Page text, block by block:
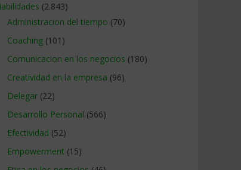
(2.843)
Administracion del tiempo (70)
Coaching (101)
Comunicacion en los negocios (180)
Creatividad en la empresa (96)
Delegar (22)
Desarrollo Personal (566)
Efectividad (52)
Empowerment (15)